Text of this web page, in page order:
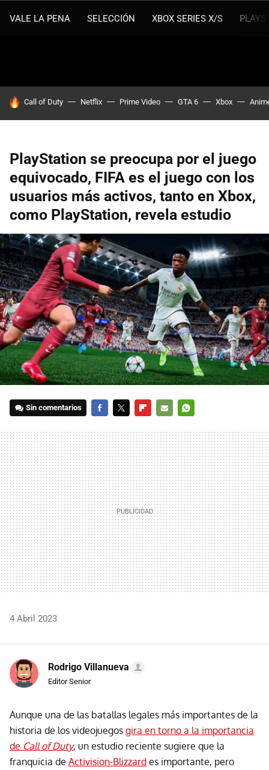
VALE LA PENA SELECCIÓN XBOX SERIES X/S
HOY SE HABLA DE
Call of Duty Netflix Prime Video GTA 6 Xbox
PlayStation se preocupa por el juego
equivocado, FIFA es el juego con los
usuarios más activos, tanto en Xbox,
como PlayStation, revela estudio
Sin comentarios
MAIL
4 Abril 2023
Rodrigo Villanueva
Editor Senior
Aunque una de las batallas legales más importantes de la
historia de los videojuegos gira en torno a la importancia
de Call of Duty, un estudio reciente sugiere que la
franquicia de Activision-Blizzard es importante, pero